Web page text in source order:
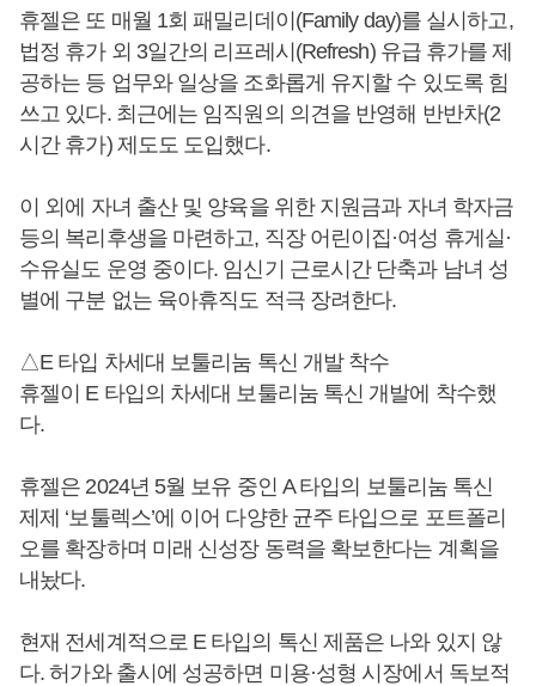
휴젤은 또 매월 1회 패밀리데이(Family day)를 실시하고,
법정 휴가 외 3일간의 리프레시(Refresh) 유급 휴가를 제
공하는 등 업무와 일상을 조화롭게 유지할 수 있도록 힘
쓰고 있다. 최근에는 임직원의 의견을 반영해 반반차(2
시간 휴가) 제도도 도입했다.
이 외에 자녀 출산 및 양육을 위한 지원금과 자녀 학자금
등의 복리후생을 마련하고, 직장 어린이집·여성 휴게실·
수유실도 운영 중이다. 임신기 근로시간 단축과 남녀 성
별에 구분 없는 육아휴직도 적극 장려한다.
△E 타입 차세대 보툴리눔 톡신 개발 착수
휴젤이 E 타입의 차세대 보툴리눔 톡신 개발에 착수했
다.
휴젤은 2024년 5월 보유 중인 A 타입의 보툴리눔 톡신
제제 ‘보툴렉스’에 이어 다양한 균주 타입으로 포트폴리
오를 확장하며 미래 신성장 동력을 확보한다는 계획을
내놨다.
현재 전세계적으로 E 타입의 톡신 제품은 나와 있지 않
다. 허가와 출시에 성공하면 미용·성형 시장에서 독보적